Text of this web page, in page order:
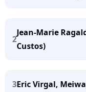
2
Jean-Marie
Custos)
3Eric Virgal,